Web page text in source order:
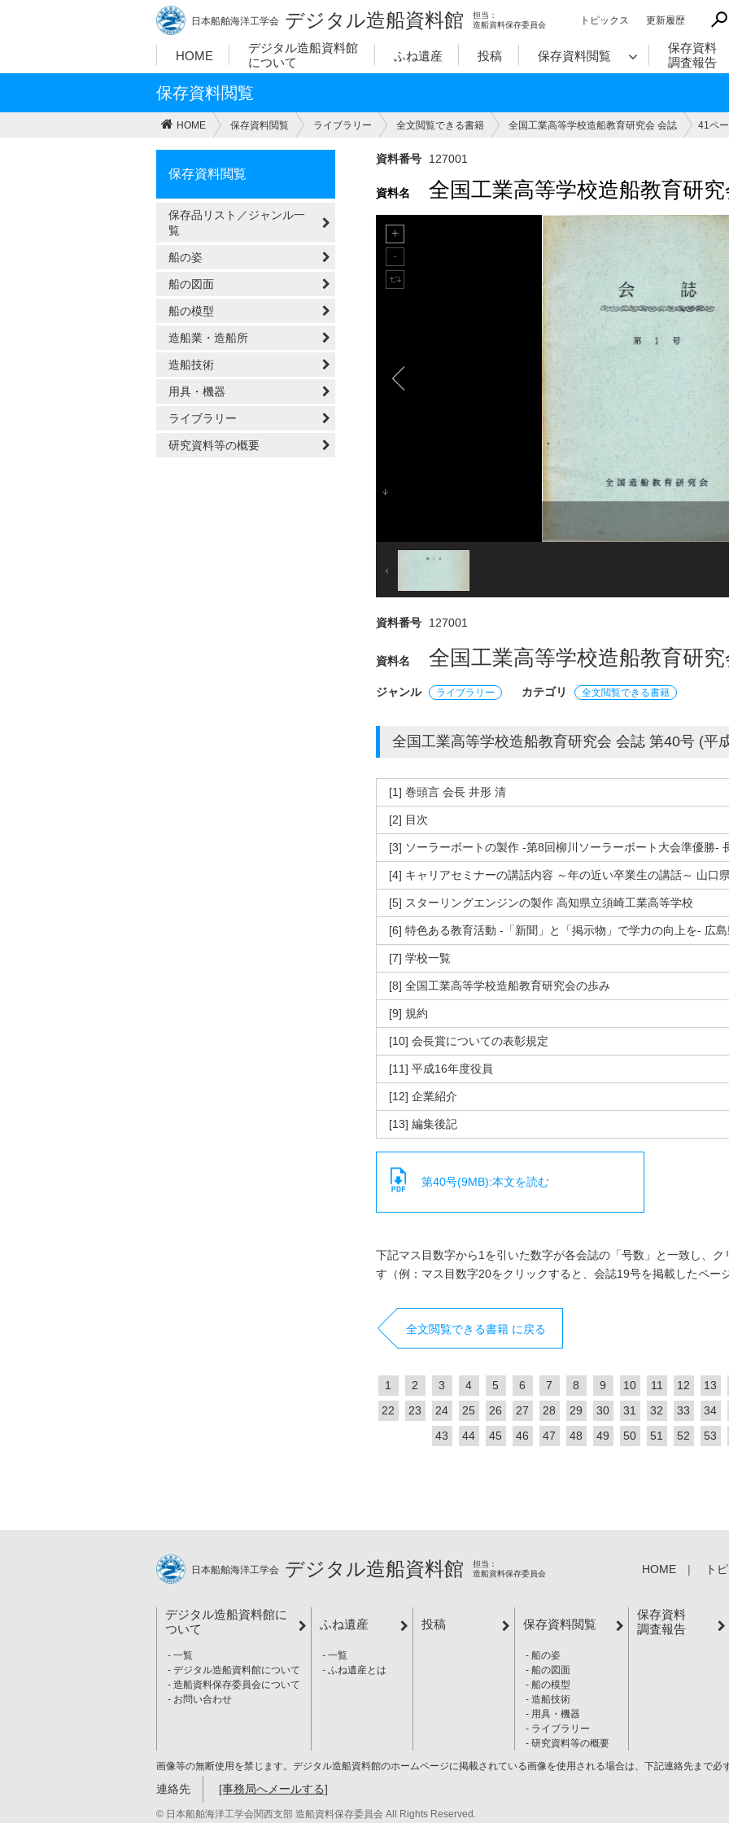
日本船舶海洋工学会 デジタル造船資料館
担当：
造船資料保存委員会
トピックス 更新履歴
HOME
デジタル造船資料館
について
ふね遺産 投稿 保存資料閲覧
保存資料
調査報告
保存資料閲覧
HOME 保存資料閲覧 ライブラリー 全文閲覧できる書籍 全国工業高等学校造船教育研究会 会誌 41ペ
保存資料閲覧
保存品リスト／ジャンル一
覧
船の姿
船の図面
船の模型
造船業・造船所
造船技術
用具・機器
ライブラリー
研究資料等の概要
資料番号 127001
資料名 全国工業高等学校造船教育研
資料番号 127001
資料名 全国工業高等学校造船教育研
ジャンル ライブラリー カテゴリ 全文閲覧できる書籍
全国工業高等学校造船教育研究会 会誌 第40号 (平
[1] 巻頭言 会長 井形 清
[2] 目次
[3] ソーラーボートの製作 -第8回柳川ソーラーボート大会準優勝-
[4] キャリアセミナーの講話内容 ～年の近い卒業生の講話～ 山口
[5] スターリングエンジンの製作 高知県立須崎工業高等学校
[6] 特色ある教育活動 -「新聞」と「掲示物」で学力の向上を- 広
[7] 学校一覧
[8] 全国工業高等学校造船教育研究会の歩み
[9] 規約
[10] 会長賞についての表彰規定
[11] 平成16年度役員
[12] 企業紹介
[13] 編集後記
第40号(9MB):本文を読む
下記マス目数字から1を引いた数字が各会誌の「号数」と一致し、
す（例：マス目数字20をクリックすると、会誌19号を掲載したペー
全文閲覧できる書籍 に戻る
1 2 3 4 5 6 7 8 9 10 11 12
13
22
23 24 25 26 27 28 29 30 31 32 33
34
43
44 45 46 47 48 49 50 51 52 53
日本船舶海洋工学会 デジタル造船資料館
担当：
造船資料保存委員会
HOME ト
デジタル造船資料館に
ついて
一覧
デジタル造船資料館について
造船資料保存委員会について
お問い合わせ
ふね遺産
一覧
ふね遺産とは
投稿 保存資料閲覧
船の姿
船の図面
船の模型
造船技術
用具・機器
ライブラリー
研究資料等の概要
保存資料
調査報告
画像等の無断使用を禁じます。デジタル造船資料館のホームページに掲載されている画像を使用される場合は、下記連絡先まで必
連絡先 [事務局へメールする]
© 日本船舶海洋工学会関西支部 造船資料保存委員会 All Rights Reserved.